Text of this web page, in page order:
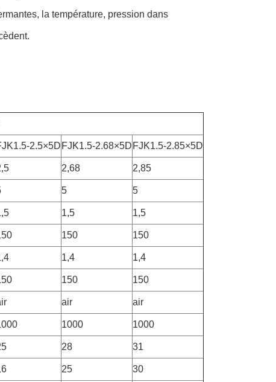
la température, pression dans
2.5×5D FJK1.5-2.68×5D FJK1.5-2.85×5D
2,68 2,85
5 5
1,5 1,5
150 150
1,4 1,4
150 150
air air
1000 1000
28 31
25 30